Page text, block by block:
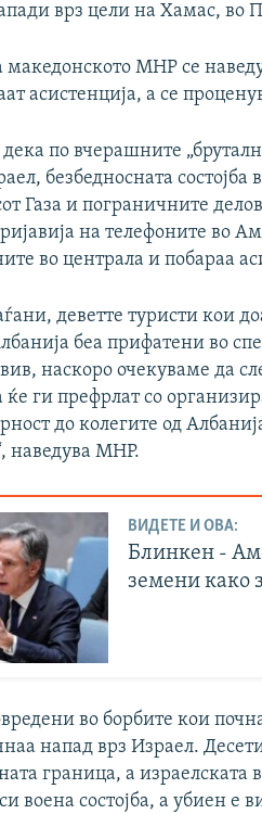
врз цели на Хамас, во
МНР се
асистенција, а се
по вчерашните
безбедносната
Газа и пограничните
на телефоните во
во централа и побараа
деветте туристи кои
беа прифатени во
наскоро очекуваме да
ги префрлат со
до колегите од
наведува МНР.
ВИДЕТЕ И ОВА:
Блинкен -
земени како
во борбите кои
напад врз Израел.
граница, а израелската
воена состојба, а убиен е